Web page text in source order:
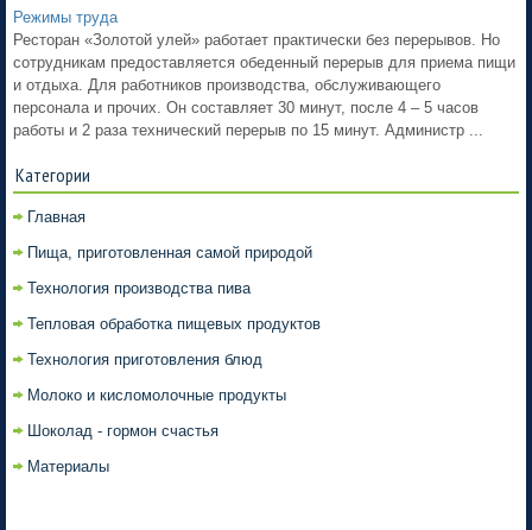
Режимы труда
Ресторан «Золотой улей» работает практически без перерывов. Но
сотрудникам предоставляется обеденный перерыв для приема пищи
и отдыха. Для работников производства, обслуживающего
персонала и прочих. Он составляет 30 минут, после 4 – 5 часов
работы и 2 раза технический перерыв по 15 минут. Администр ...
Категории
Главная
Пища, приготовленная самой природой
Технология производства пива
Тепловая обработка пищевых продуктов
Технология приготовления блюд
Молоко и кисломолочные продукты
Шоколад - гормон счастья
Материалы